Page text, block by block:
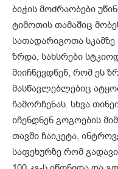
ბიჭის მოძრაობები
ტიმოთის თამაშიც
სათადარიგოთა
ზრდა, სახსრები
მიიჩნევდნენ, რომ ეს
მასწავლებლებიც
ჩამორჩენას. სხვა
იჩენდნენ გოგოების
თავში ჩაიკეტა,
საფეხურზე რომ